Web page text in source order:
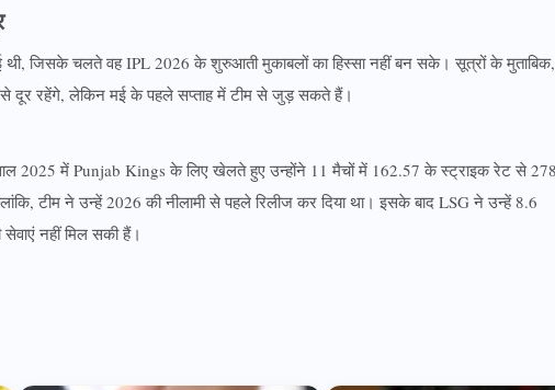
थी, जिसके चलते वह IPL 2026 के शुरुआती मुकाबलों का हिस्सा नहीं बन सके। सूत्रों के मुताबिक,
रहेंगे, लेकिन मई के पहले सप्ताह में टीम से जुड़ सकते हैं।
साल 2025 में Punjab Kings के लिए खेलते हुए उन्होंने 11 मैचों में 162.57 के स्ट्राइक रेट से 278
टीम ने उन्हें 2026 की नीलामी से पहले रिलीज कर दिया था। इसके बाद LSG ने उन्हें 8.6
नहीं मिल सकी हैं।